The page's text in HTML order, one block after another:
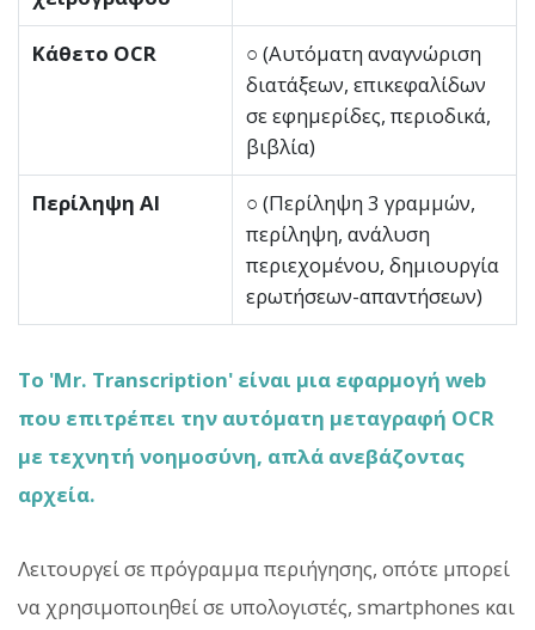
Κάθετο OCR
○ (Αυτόματη αναγνώριση
διατάξεων, επικεφαλίδων
σε εφημερίδες, περιοδικά,
βιβλία)
Περίληψη AI
○ (Περίληψη 3 γραμμών,
περίληψη, ανάλυση
περιεχομένου, δημιουργία
ερωτήσεων-απαντήσεων)
Το 'Mr. Transcription' είναι μια εφαρμογή web
που επιτρέπει την αυτόματη μεταγραφή OCR
με τεχνητή νοημοσύνη, απλά ανεβάζοντας
αρχεία.
Λειτουργεί σε πρόγραμμα περιήγησης, οπότε μπορεί
να χρησιμοποιηθεί σε υπολογιστές, smartphones και